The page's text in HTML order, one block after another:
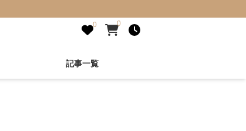
0 0
記事一覧